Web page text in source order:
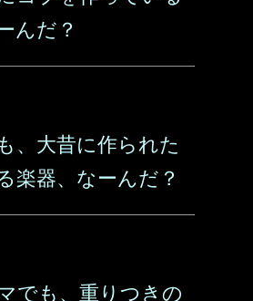
んだ？
、大昔に作られた
楽器、なーんだ？
でも、重りつきの